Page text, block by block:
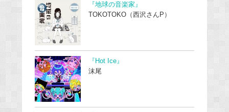
『地球の音楽家』
TOKOTOKO（西沢さんP）
『Hot Ice』
沫尾